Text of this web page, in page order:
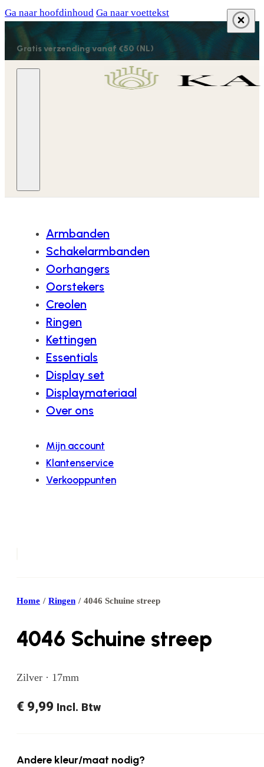
Ga naar hoofdinhoud Ga naar voettekst
Gratis verzending vanaf €50 (NL)
Armbanden
Schakelarmbanden
Oorhangers
Oorstekers
Creolen
Ringen
Kettingen
Essentials
Display set
Displaymateriaal
Over ons
Mijn account
Klantenservice
Verkooppunten
Home / Ringen / 4046 Schuine streep
4046 Schuine streep
Zilver · 17mm
€ 9,99 Incl. Btw
Andere kleur/maat nodig?